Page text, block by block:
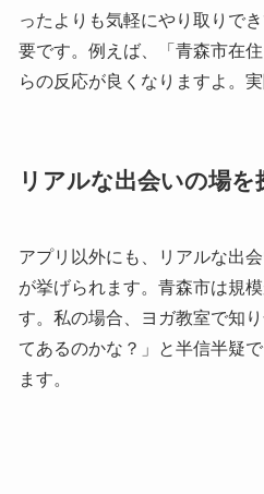
ったよりも気軽にやり取りで
要です。例えば、「青森市在
らの反応が良くなりますよ。
リアルな出会いの場を
アプリ以外にも、リアルな出
が挙げられます。青森市は規
す。私の場合、ヨガ教室で知
てあるのかな？」と半信半疑
ます。